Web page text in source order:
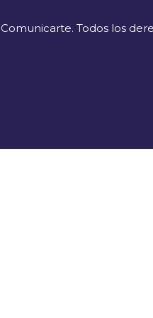
Todos los